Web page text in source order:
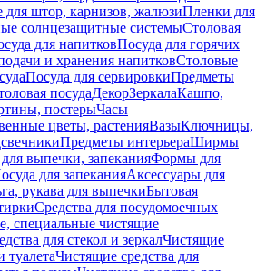
штор, карнизов, жалюзиПленки для
солнцезащитные системыСтоловая
для напитковПосуда для горячих
и хранения напитковСтоловые
Посуда для сервировкиПредметы
посудаДекорЗеркалаКашпо,
постерыЧасы
цветы, растенияВазыКлючницы,
Предметы интерьераШирмы
выпечки, запеканияФормы для
для запеканияАксессуары для
рукава для выпечкиБытовая
Средства для посудомоечных
специальные чистящие
для стекол и зеркалЧистящие
туалетаЧистящие средства для